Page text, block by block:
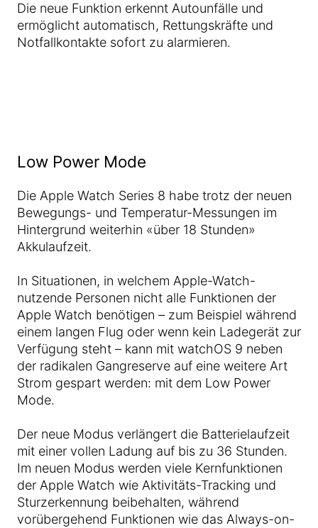
Die neue Funktion erkennt Autounfälle und
ermöglicht automatisch, Rettungskräfte und
Notfallkontakte sofort zu alarmieren.
Low Power Mode
Die Apple Watch Series 8 habe trotz der neuen
Bewegungs- und Temperatur-Messungen im
Hintergrund weiterhin «über 18 Stunden»
Akkulaufzeit.
In Situationen, in welchem Apple-Watch-
nutzende Personen nicht alle Funktionen der
Apple Watch benötigen – zum Beispiel während
einem langen Flug oder wenn kein Ladegerät zur
Verfügung steht – kann mit watchOS 9 neben
der radikalen Gangreserve auf eine weitere Art
Strom gespart werden: mit dem Low Power
Mode.
Der neue Modus verlängert die Batterielaufzeit
mit einer vollen Ladung auf bis zu 36 Stunden.
Im neuen Modus werden viele Kernfunktionen
der Apple Watch wie Aktivitäts-Tracking und
Sturzerkennung beibehalten, während
vorübergehend Funktionen wie das Always-on-